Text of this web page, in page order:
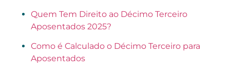
Quem Tem Direito ao Décimo Terceiro
Aposentados 2025?
Como é Calculado o Décimo Terceiro para
Aposentados